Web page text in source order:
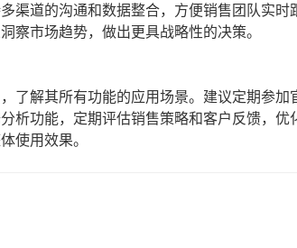
渠道的沟通和数据整合，方便销售团队实时
察市场趋势，做出更具战略性的决策。
了解其所有功能的应用场景。建议定期参加
析功能，定期评估销售策略和客户反馈，优
使用效果。